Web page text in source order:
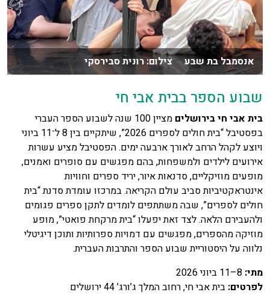
אנסמבל בת שבע צילום: רונית סבירסקי
שבוע הספר בבית אבי חי
בית אבי חי בירושלים
מציין 100 שנה לשבוע הספר העברי
בפסטיבל “בית חולים לספרים 2026”, שיתקיים בין 8 ל־11 ביוני
ויוצע לקהל הרחב לאורך ארבעה ימים. הפסטיבל מציע עשרות
אירועים לילדים ולמשפחות, בהם מפגשים עם סופרים ואמנים,
מופעים מוזיקליים, סדנאות איור, יריד ספרים וחוויות
אינטראקטיביות סביב עולם הקריאה. במרכזו עומדת סדנת “בית
חולים לספרים”, שבה משתתפים לומדים לתקן ספרים פגומים
ולהעבירם הלאה. לצד זאת יפעלו “בית מרקחת פואטי”, מופע
מוזיקה מהספרים, מפגשים עם דמויות ספרותיות ותוכן דיגיטלי
נלווה על היסטוריית שבוע הספר והתרבות העברית.
מתי:
לפרטים: בית אבי חי, רחוב המלך ג’ורג’ 44 ירושלים